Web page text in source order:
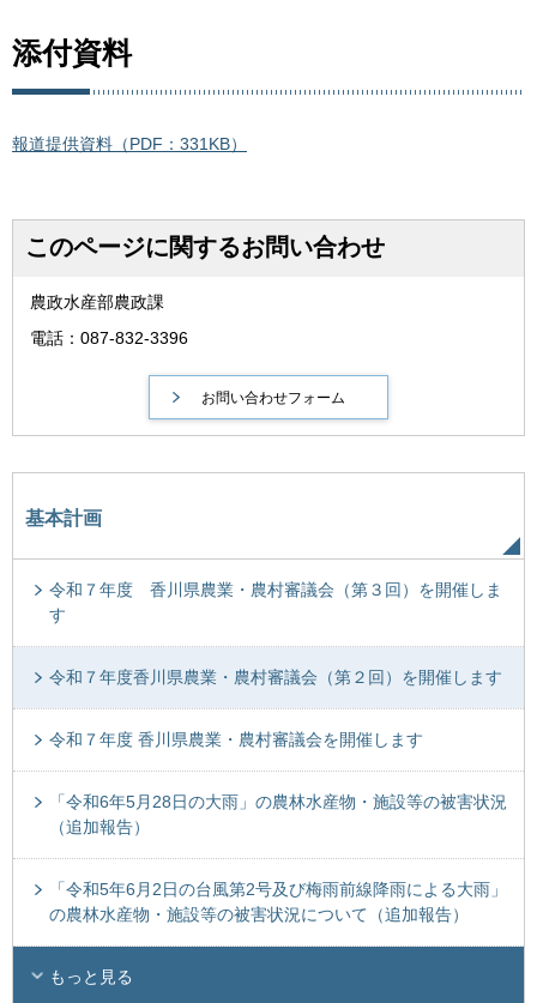
添付資料
報道提供資料（PDF：331KB）
このページに関するお問い合わせ
農政水産部農政課
電話：087-832-3396
基本計画
令和７年度 香川県農業・農村審議会（第３回）を開催しま
す
令和７年度香川県農業・農村審議会（第２回）を開催します
令和７年度 香川県農業・農村審議会を開催します
「令和6年5月28日の大雨」の農林水産物・施設等の被害状況
（追加報告）
「令和5年6月2日の台風第2号及び梅雨前線降雨による大雨」
の農林水産物・施設等の被害状況について（追加報告）
もっと見る